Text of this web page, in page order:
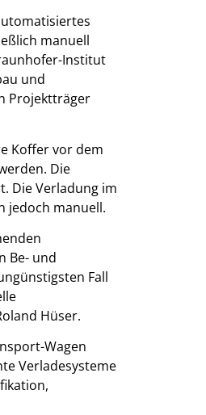
manuell
Institut
und
Projektträger
Koffer vor dem
Die
Die Verladung im
jedoch manuell.
Be- und
Fall
Hüser.
Wagen
Verladesysteme